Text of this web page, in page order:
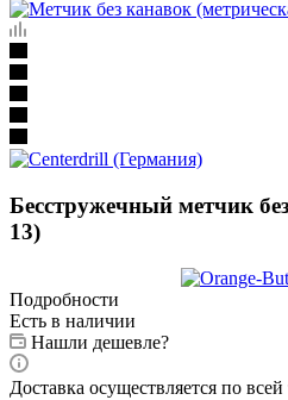
Бесстружечный метчик
13)
Подробности
Есть в наличии
Нашли дешевле?
Доставка осуществляется по